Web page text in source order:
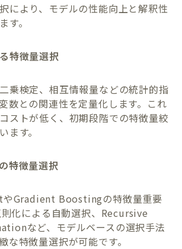
により、モデルの性能向上と解釈性
す。
特徴量選択
乗検定、相互情報量などの統計的指
数との関連性を定量化します。これ
ストが低く、初期段階での特徴量絞
ます。
特徴量選択
Gradient Boostingの特徴量重要
化による自動選択、Recursive
など、モデルベースの選択手法
な特徴量選択が可能です。